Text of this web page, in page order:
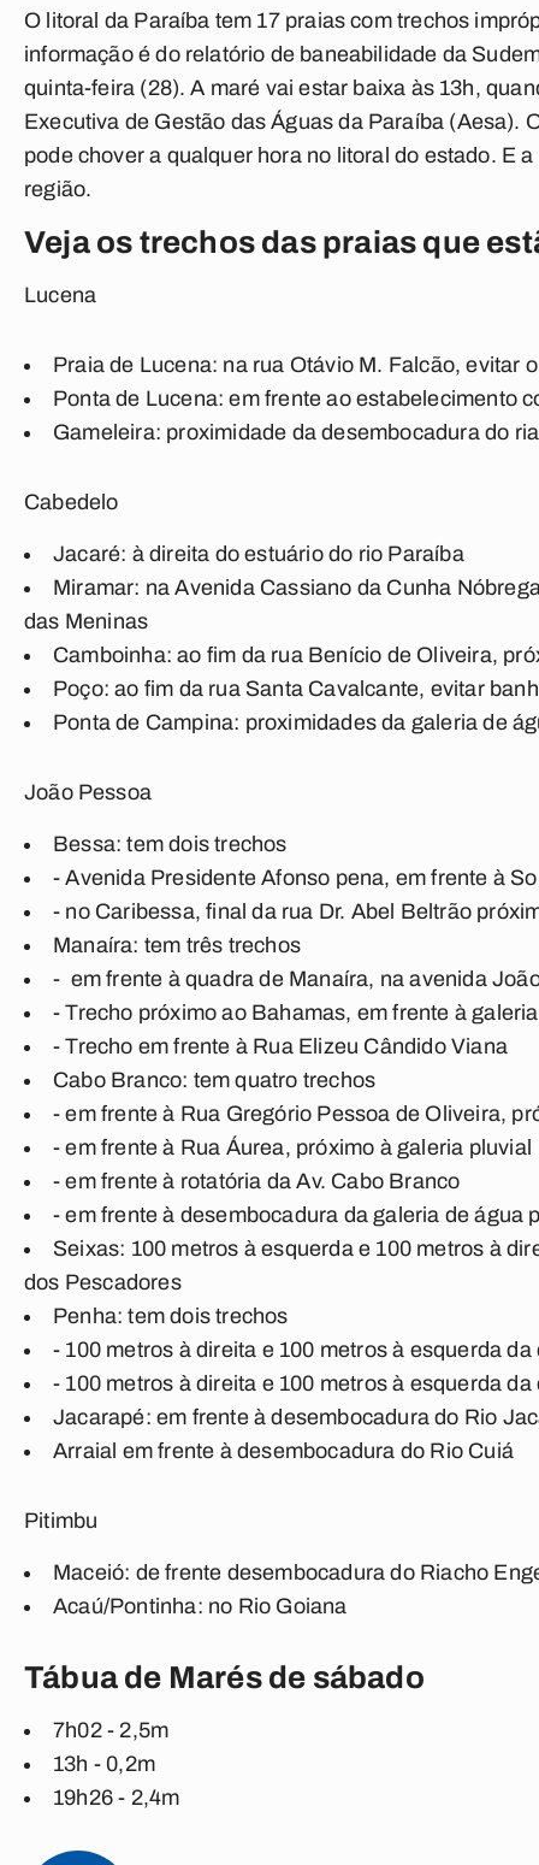
O litoral da Paraíba tem 17 praias com trechos
informação é do relatório de baneabilidade da
quinta-feira (28). A maré vai estar baixa às 13h,
Executiva de Gestão das Águas da Paraíba (Aesa).
pode chover a qualquer hora no litoral do estado. E
região.
Veja os trechos das praias que
Lucena
Praia de Lucena: na rua Otávio M. Falcão, evitar
Ponta de Lucena: em frente ao estabelecimento
Gameleira: proximidade da desembocadura do
Cabedelo
Jacaré: à direita do estuário do rio Paraíba
Miramar: na Avenida Cassiano da Cunha
das Meninas
Camboinha: ao fim da rua Benício de Oliveira,
Poço: ao fim da rua Santa Cavalcante, evitar
Ponta de Campina: proximidades da galeria de
João Pessoa
Bessa: tem dois trechos
- Avenida Presidente Afonso pena, em frente à
- no Caribessa, final da rua Dr. Abel Beltrão
Manaíra: tem três trechos
- em frente à quadra de Manaíra, na avenida
- Trecho próximo ao Bahamas, em frente à
- Trecho em frente à Rua Elizeu Cândido Viana
Cabo Branco: tem quatro trechos
- em frente à Rua Gregório Pessoa de Oliveira,
- em frente à Rua Áurea, próximo à galeria pluvial
- em frente à rotatória da Av. Cabo Branco
- em frente à desembocadura da galeria de água
Seixas: 100 metros à esquerda e 100 metros à
dos Pescadores
Penha: tem dois trechos
- 100 metros à direita e 100 metros à esquerda
- 100 metros à direita e 100 metros à esquerda
Jacarapé: em frente à desembocadura do Rio
Arraial em frente à desembocadura do Rio Cuiá
Pitimbu
Maceió: de frente desembocadura do Riacho
Acaú/Pontinha: no Rio Goiana
Tábua de Marés de sábado
7h02 - 2,5m
13h - 0,2m
19h26 - 2,4m